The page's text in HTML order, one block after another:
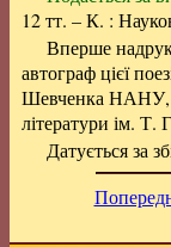
12 тт. – К. :
Вперше
автограф цієї
Шевченка НАНУ,
літератури ім.
Датується за